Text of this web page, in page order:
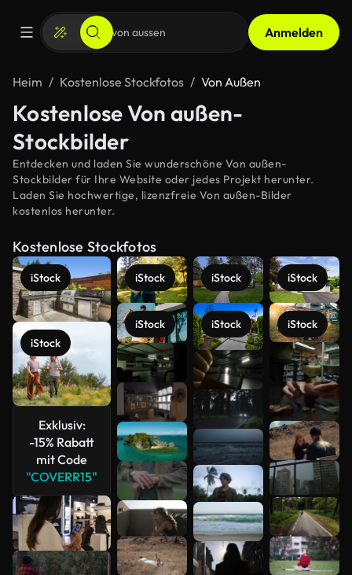
Anmelden
Heim Kostenlose Stockfotos Von Außen
Kostenlose Von außen-
Stockbilder
Entdecken und laden Sie wunderschöne Von außen-
Stockbilder für Ihre Website oder jedes Projekt herunter.
Laden Sie hochwertige, lizenzfreie Von außen-Bilder
kostenlos herunter.
Kostenlose Stockfotos
iStock
iStock
Exklusiv:
-15% Rabatt
mit Code
"COVERR15"
iStock
iStock
iStock
iStock
iStock
iStock
Mehr
anzeigen